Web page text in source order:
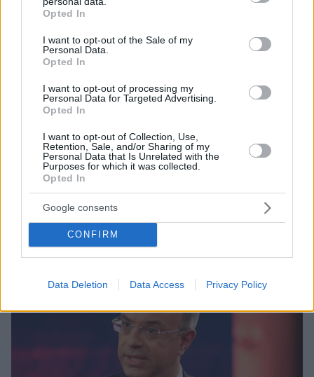
grant or deny consent to Google and its third-party tags to
use your data for below specified purposes in below Google
consent section.
Opted In
I want to opt-out of the Sale of my
Personal Data.
Opted In
I want to opt-out of processing my
Personal Data for Targeted Advertising.
Opted In
I want to opt-out of Collection, Use,
Retention, Sale, and/or Sharing of my
Personal Data that Is Unrelated with the
Purposes for which it was collected.
Opted In
Google consents
CONFIRM
Data Deletion Data Access Privacy Policy
κανόνες, παρά τις αντιρρήσεις της Γερμανίας
Στην τελική της φάση είναι η διαμόρφωση νέων
πλαισίων που θα δίνουν περισσότερο «χώρο» σε
αναπτυξιακές πρωτοβουλίες – Γιατί αντιδρά το
Βερολίνο
15.04.2023, 20:16